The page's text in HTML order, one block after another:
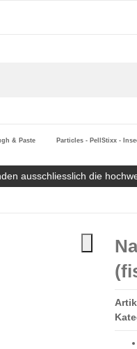
& Paste Particles - PellStixx -
ausschliesslich die